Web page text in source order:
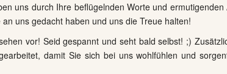
uns durch Ihre beflügelnden Worte und
uns gedacht haben und uns die Treue halten!
vor! Seid gespannt und seht bald selbst! ;)
damit Sie sich bei uns wohlfühlen und